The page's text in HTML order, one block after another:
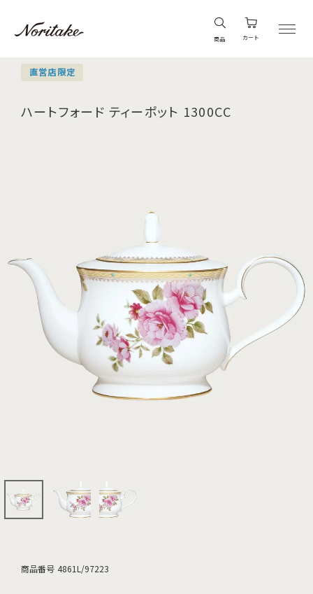
商品 カート
直営店限定
ハートフォード ティーポット 1300CC
商品番号 4861L/97223